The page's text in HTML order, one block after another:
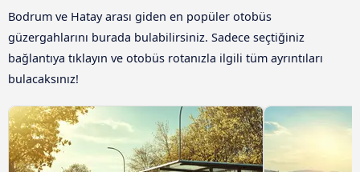
Bodrum ve Hatay arası giden en popüler otobüs
güzergahlarını burada bulabilirsiniz. Sadece seçtiğiniz
bağlantıya tıklayın ve otobüs rotanızla ilgili tüm ayrıntıları
bulacaksınız!